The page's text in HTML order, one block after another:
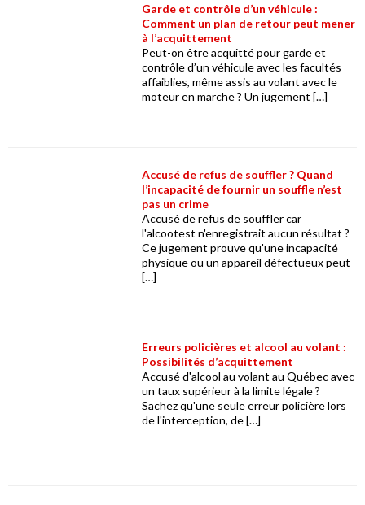
Garde et contrôle d’un véhicule :
Comment un plan de retour peut mener
à l’acquittement
Peut-on être acquitté pour garde et
contrôle d’un véhicule avec les facultés
affaiblies, même assis au volant avec le
moteur en marche ? Un jugement […]
Accusé de refus de souffler ? Quand
l’incapacité de fournir un souffle n’est
pas un crime
Accusé de refus de souffler car
l'alcootest n'enregistrait aucun résultat ?
Ce jugement prouve qu'une incapacité
physique ou un appareil défectueux peut
[…]
Erreurs policières et alcool au volant :
Possibilités d’acquittement
Accusé d'alcool au volant au Québec avec
un taux supérieur à la limite légale ?
Sachez qu'une seule erreur policière lors
de l'interception, de […]